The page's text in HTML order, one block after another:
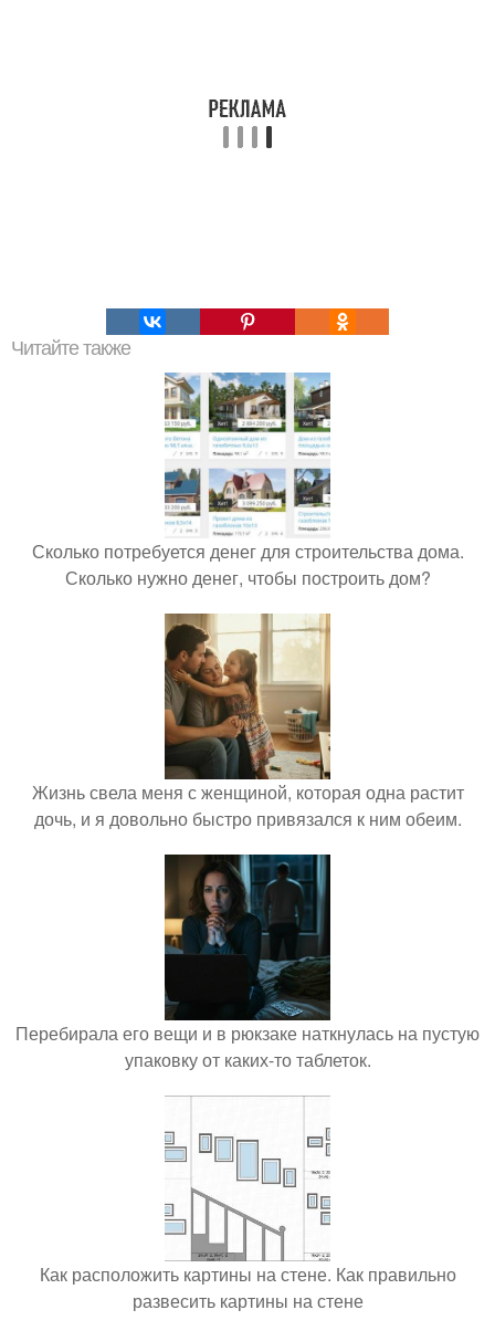
Читайте также
Сколько потребуется денег для строительства дома.
Сколько нужно денег, чтобы построить дом?
Жизнь свела меня с женщиной, которая одна растит
дочь, и я довольно быстро привязался к ним обеим.
Перебирала его вещи и в рюкзаке наткнулась на пустую
упаковку от каких-то таблеток.
Как расположить картины на стене. Как правильно
развесить картины на стене